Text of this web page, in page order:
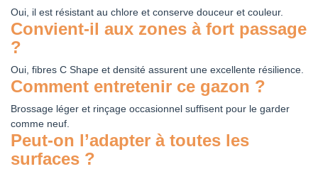
Oui, il est résistant au chlore et conserve douceur et couleur.
Convient-il aux zones à fort passage
?
Oui, fibres C Shape et densité assurent une excellente résilience.
Comment entretenir ce gazon ?
Brossage léger et rinçage occasionnel suffisent pour le garder
comme neuf.
Peut-on l’adapter à toutes les
surfaces ?